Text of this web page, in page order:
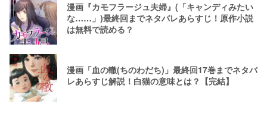
漫画『カモフラージュ夫婦』(「キャンディみたい
な……」)最終回までネタバレあらすじ！原作小説
は無料で読める？
漫画「血の轍(ちのわだち)」最終回17巻までネタバ
レあらすじ解説！白猫の意味とは？【完結】